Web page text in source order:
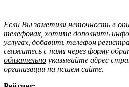
Если Вы заметили неточность в
телефонах, хотите дополнить
услугах, добавить телефон
свяжитесь с нами через форму
обязательно указывайте адрес
организации на нашем сайте.